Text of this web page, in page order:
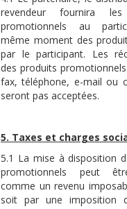
revendeur fournira
promotionnels au
même moment des
par le participant. Les
des produits
fax, téléphone, e-mail ou
seront pas acceptées.
5. Taxes et charges
5.1 La mise à disposition
promotionnels peut
comme un revenu
soit par une imposition